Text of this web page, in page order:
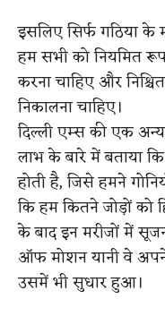
इसलिए सिर्फ गठिया
हम सभी को नियमित
करना चाहिए और
निकालना चाहिए।
दिल्ली एम्स की एक
लाभ के बारे में बताया
होती है, जिसे हमने
कि हम कितने जोड़ों को
के बाद इन मरीजों में
ऑफ मोशन यानी वे अपने
उसमें भी सुधार हुआ।